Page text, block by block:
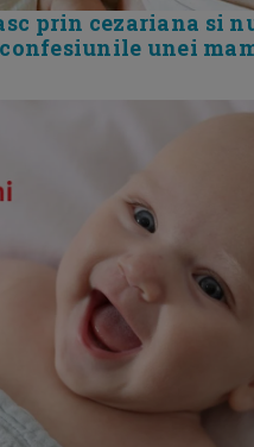
prin cezariana si
unei